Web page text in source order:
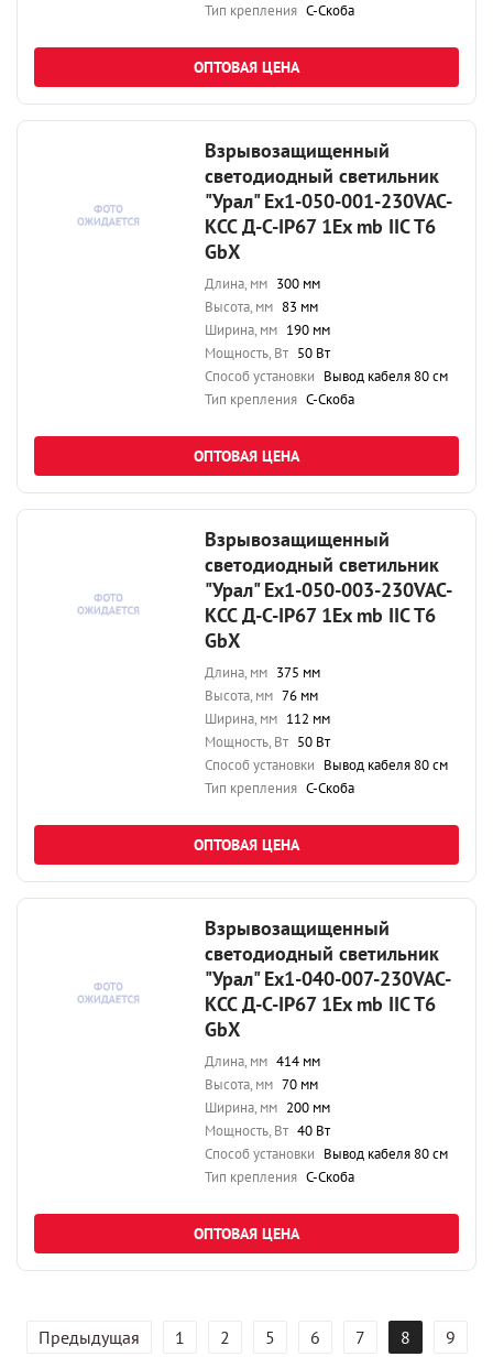
Тип крепления С-Скоба
ОПТОВАЯ ЦЕНА
Взрывозащищенный
светодиодный светильник
"Урал" Ex1-050-001-230VAC-
КСС Д-С-IP67 1Ex mb IIC T6
GbX
Длина, мм 300 мм
Высота, мм 83 мм
Ширина, мм 190 мм
Мощность, Вт 50 Вт
Способ установки Вывод кабеля 80 см
Тип крепления С-Скоба
ОПТОВАЯ ЦЕНА
Взрывозащищенный
светодиодный светильник
"Урал" Ex1-050-003-230VAC-
КСС Д-С-IP67 1Ex mb IIC T6
GbX
Длина, мм 375 мм
Высота, мм 76 мм
Ширина, мм 112 мм
Мощность, Вт 50 Вт
Способ установки Вывод кабеля 80 см
Тип крепления С-Скоба
ОПТОВАЯ ЦЕНА
Взрывозащищенный
светодиодный светильник
"Урал" Ex1-040-007-230VAC-
КСС Д-С-IP67 1Ex mb IIC T6
GbX
Длина, мм 414 мм
Высота, мм 70 мм
Ширина, мм 200 мм
Мощность, Вт 40 Вт
Способ установки Вывод кабеля 80 см
Тип крепления С-Скоба
ОПТОВАЯ ЦЕНА
Предыдущая 1 2 5 6 7 8 9